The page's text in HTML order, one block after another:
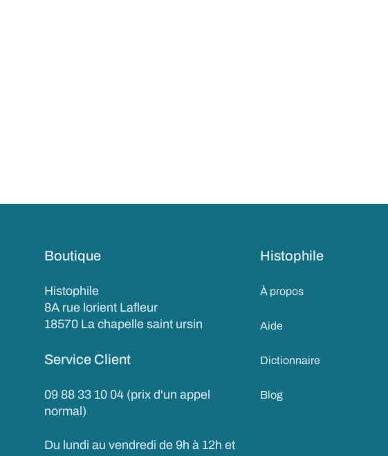
Boutique
Histophile
8A rue lorient Lafleur
18570 La chapelle saint ursin
Service Client
09 88 33 10 04 (prix d'un appel
normal)
Du lundi au vendredi de 9h à 12h et
Histophile
À propos
Aide
Dictionnaire
Blog